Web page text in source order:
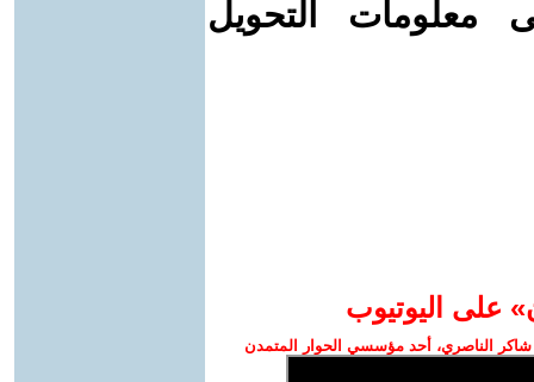
معلومات التحويل
على اليوتيوب
الناصري، أحد مؤسسي الحوار المتمدن